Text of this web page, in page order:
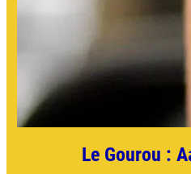
Le Gourou :